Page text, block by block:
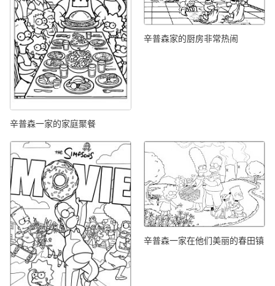
辛普森一家的家庭聚餐
辛普森家的厨房非常热闹
辛普森一家在他们美丽的春田镇